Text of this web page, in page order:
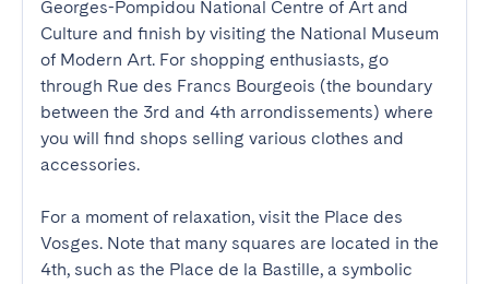
Georges-Pompidou National Centre of Art and
Culture and finish by visiting the National Museum
of Modern Art. For shopping enthusiasts, go
through Rue des Francs Bourgeois (the boundary
between the 3rd and 4th arrondissements) where
you will find shops selling various clothes and
accessories.
For a moment of relaxation, visit the Place des
Vosges. Note that many squares are located in the
4th, such as the Place de la Bastille, a symbolic